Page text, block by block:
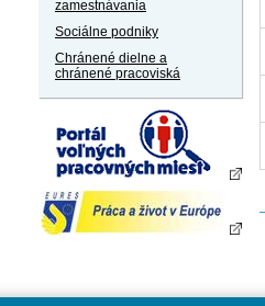
zamestnávania
Sociálne podniky
Chránené dielne a
chránené pracoviská